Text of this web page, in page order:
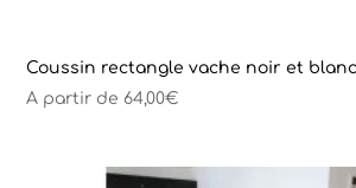
Coussin rectangle vache noir et
A partir de 64,00€